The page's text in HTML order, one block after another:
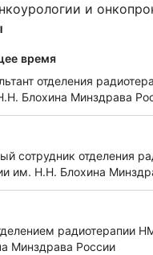
и
время
отделения
Блохина Минздрава
сотрудник отделения
им. Н.Н. Блохина
радиотерапии
Минздрава России